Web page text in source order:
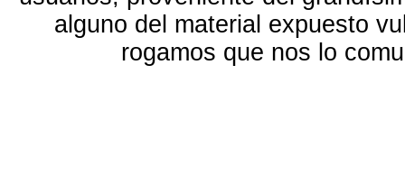
alguno del material expuesto
rogamos que nos lo